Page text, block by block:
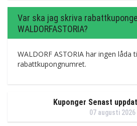
Var ska jag skriva
WALDORFASTORIA?
WALDORF ASTORIA har ingen låda
rabattkupongnumret.
Kuponger Senast
07 augusti 2026